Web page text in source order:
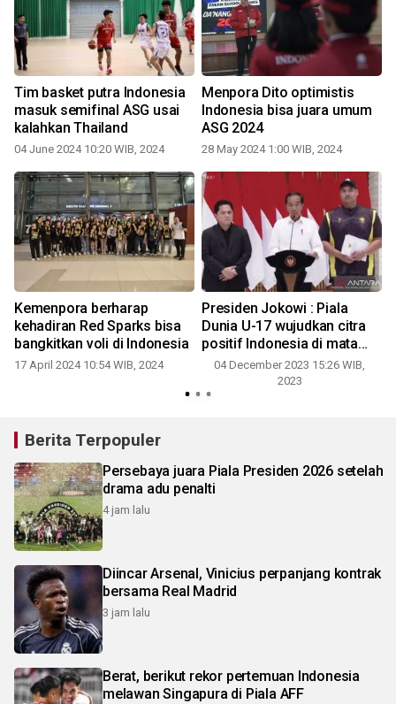
Tim basket putra Indonesia
masuk semifinal ASG usai
kalahkan Thailand
04 June 2024 10:20 WIB, 2024
Menpora Dito optimistis
Indonesia bisa juara umum
ASG 2024
28 May 2024 1:00 WIB, 2024
Kemenpora berharap
kehadiran Red Sparks bisa
bangkitkan voli di Indonesia
17 April 2024 10:54 WIB, 2024
Presiden Jokowi : Piala
Dunia U-17 wujudkan citra
positif Indonesia di mata
dunia
04 December 2023 15:26 WIB,
2023
Berita Terpopuler
Persebaya juara Piala Presiden 2026 setelah
drama adu penalti
4 jam lalu
Diincar Arsenal, Vinicius perpanjang kontrak
bersama Real Madrid
3 jam lalu
Berat, berikut rekor pertemuan Indonesia
melawan Singapura di Piala AFF